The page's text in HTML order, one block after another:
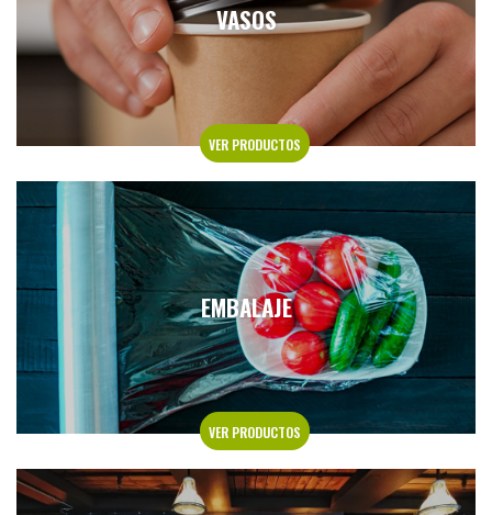
VASOS
VER PRODUCTOS
EMBALAJE
VER PRODUCTOS